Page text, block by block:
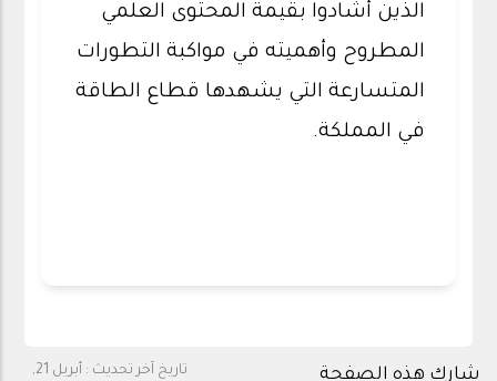
الذين أشادوا بقيمة المحتوى العلمي
المطروح وأهميته في مواكبة التطورات
المتسارعة التي يشهدها قطاع الطاقة
في المملكة.
تاريخ آخر تحديث : أبريل 21, شارك هذه الصفحة